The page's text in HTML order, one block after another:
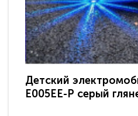
Детский
E005EE-P серый